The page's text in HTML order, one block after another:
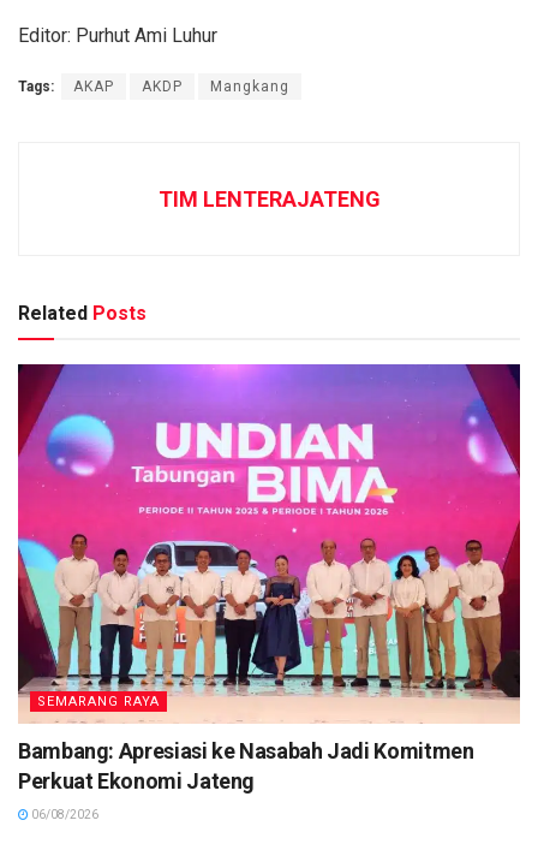
Editor: Purhut Ami Luhur
Tags: AKAP AKDP Mangkang
TIM LENTERAJATENG
Related Posts
SEMARANG RAYA
Bambang: Apresiasi ke Nasabah Jadi Komitmen
Perkuat Ekonomi Jateng
06/08/2026